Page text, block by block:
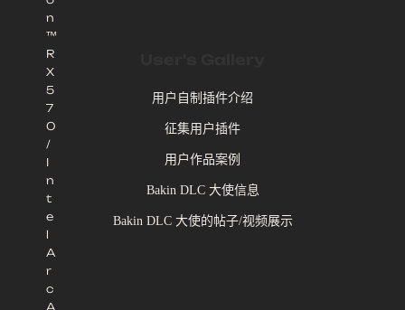
n
™
R
X
5
7
0
/
I
n
t
e
l
A
r
c
A
用户自制插件介绍
征集用户插件
用户作品案例
Bakin DLC 大使信息
Bakin DLC 大使的帖子/视频展示